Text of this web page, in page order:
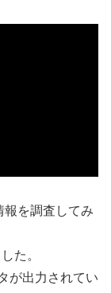
報を調査してみ
た。
が出力されてい